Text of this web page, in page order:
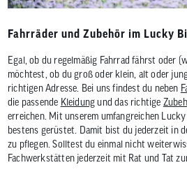
Fahrräder und Zubehör im Lucky
Egal, ob du regelmäßig Fahrrad fährst oder
möchtest, ob du groß oder klein, alt oder
richtigen Adresse. Bei uns findest du neben
die passende Kleidungund das richtige
erreichen. Mit unserem umfangreichen
bestens gerüstet. Damit bist du jederzeit in
zu pflegen. Solltest du einmal nicht
Fachwerkstätten jederzeit mit Rat und Tat